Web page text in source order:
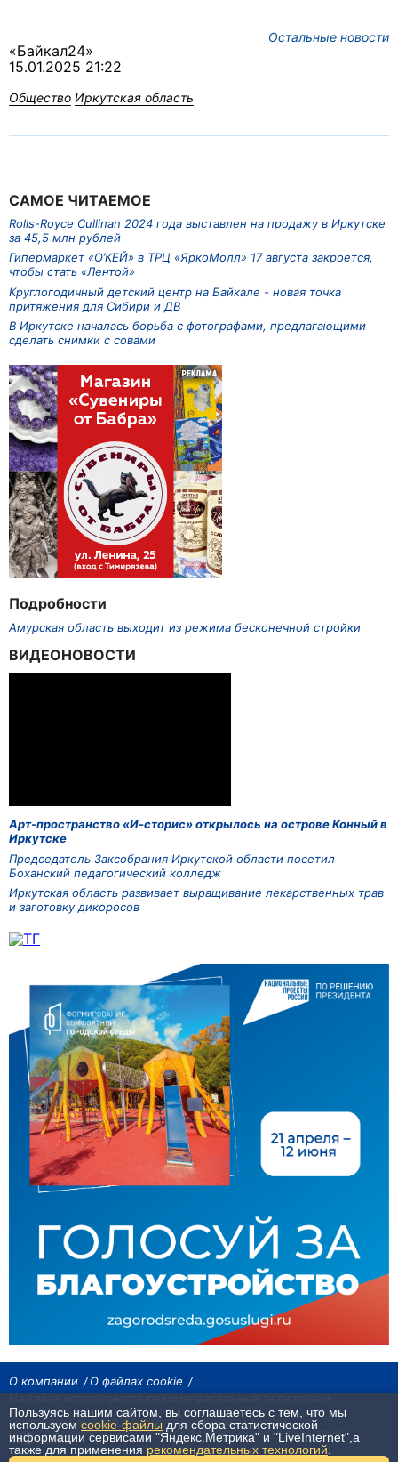
Остальные новости
«Байкал24»
15.01.2025 21:22
Общество Иркутская область
САМОЕ ЧИТАЕМОЕ
Rolls-Royce Cullinan 2024 года выставлен на продажу в Иркутске
за 45,5 млн рублей
Гипермаркет «О’КЕЙ» в ТРЦ «ЯркоМолл» 17 августа закроется,
чтобы стать «Лентой»
Круглогодичный детский центр на Байкале - новая точка
притяжения для Сибири и ДВ
В Иркутске началась борьба с фотографами, предлагающими
сделать снимки с совами
Подробности
Амурская область выходит из режима бесконечной стройки
ВИДЕОНОВОСТИ
Арт-пространство «И-сторис» открылось на острове Конный в
Иркутске
Председатель Заксобрания Иркутской области посетил
Боханский педагогический колледж
Иркутская область развивает выращивание лекарственных трав
и заготовку дикоросов
О компании
О файлах cookie
Сетевое издание «Байкал24». Все права охраняются законом.
При использовании материалов агентства на других сайтах, обязательна
гиперссылка.
Пользуясь нашим сайтом, вы соглашаетесь с тем, что мы
используем cookie-файлы для сбора статистической
информации сервисами "Яндекс.Метрика" и "LiveInternet",а
также для применения рекомендательных технологий